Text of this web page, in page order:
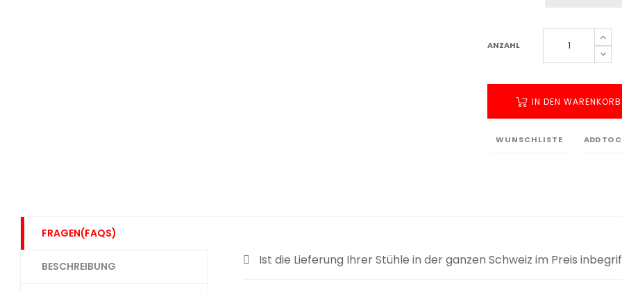
ANZAHL
IN DEN WARENKORB
WUNSCHLISTE ADD TO
FRAGEN(FAQS)
BESCHREIBUNG Ist die Lieferung Ihrer Stühle in der ganzen Schweiz im Preis